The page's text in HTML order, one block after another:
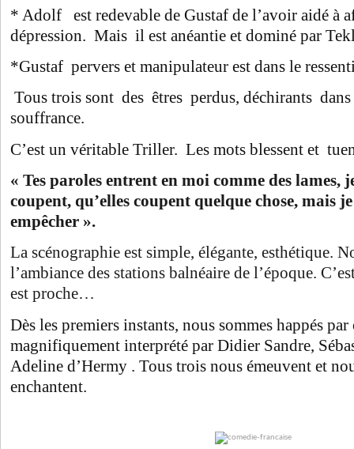
* Adolf est redevable de Gustaf de l’avoir aidé à
dépression. Mais il est anéantie et dominé par
*Gustaf pervers et manipulateur est dans le
Tous trois sont des êtres perdus, déchirants
souffrance.
C’est un véritable Triller. Les mots blessent et
« Tes paroles entrent en moi comme des lames,
coupent, qu’elles coupent quelque chose, mais
empêcher ».
La scénographie est simple, élégante, esthétique.
l’ambiance des stations balnéaire de l’époque.
est proche…
Dès les premiers instants, nous sommes happés par
magnifiquement interprété par Didier Sandre,
Adeline d’Hermy . Tous trois nous émeuvent et
enchantent.